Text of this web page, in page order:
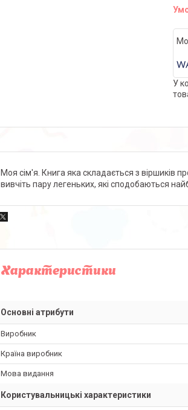
У
Моя сім'я. Книга яка складається з віршиків
вивчіть пару легеньких, які сподобаються
Характеристики
Основні атрибути
Виробник
Країна виробник
Мова видання
Користувальницькі характеристики